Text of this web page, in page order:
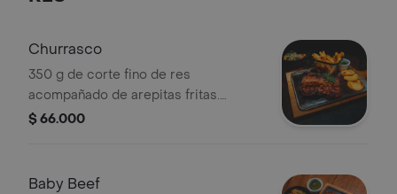
Churrasco
350 g de corte fino de res
acompañado de arepitas fritas.
Incluye papa y ensalada a elección.
$ 66.000
Baby Beef